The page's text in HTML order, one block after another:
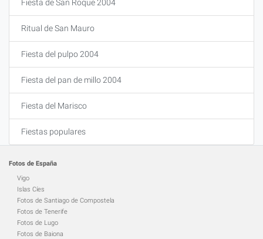
Fiesta de San Roque 2004
Ritual de San Mauro
Fiesta del pulpo 2004
Fiesta del pan de millo 2004
Fiesta del Marisco
Fiestas populares
Fotos de España
Vigo
Islas Cíes
Fotos de Santiago de Compostela
Fotos de Tenerife
Fotos de Lugo
Fotos de Baiona